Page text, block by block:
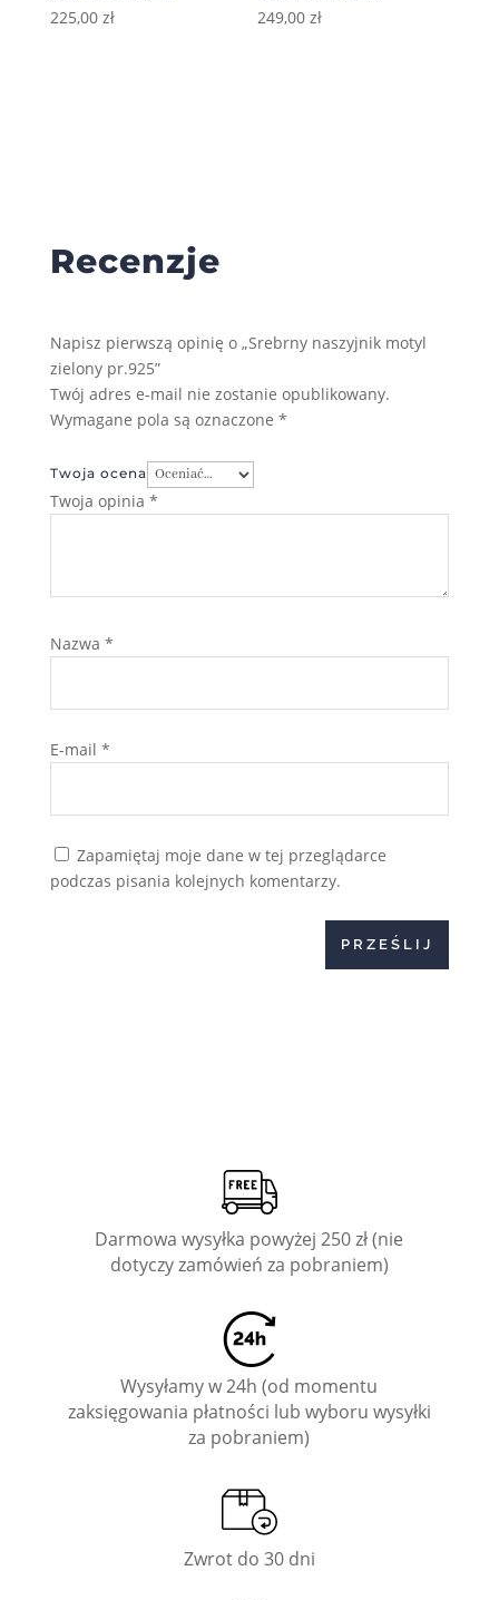
225,00 zł 249,00zł
Recenzje
Napisz pierwszą opinię o „Srebrny naszyjnik motyl
zielony pr.925”
Twój adres e-mail nie zostanie opublikowany.
Wymagane pola są oznaczone *
Twoja ocena
Twoja opinia *
Nazwa *
E-mail *
Zapamiętaj moje dane w tej przeglądarce
podczas pisania kolejnych komentarzy.
PRZEŚLIJ
Darmowa wysyłka powyżej 250 zł (nie
dotyczy zamówień za pobraniem)
Wysyłamy w 24h (od momentu
zaksięgowania płatności lub wyboru wysyłki
za pobraniem)
Zwrot do 30 dni